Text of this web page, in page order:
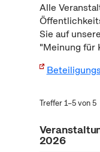
Alle
Sie auf
"Meinung für
Treffer 1–5 von 5
2026